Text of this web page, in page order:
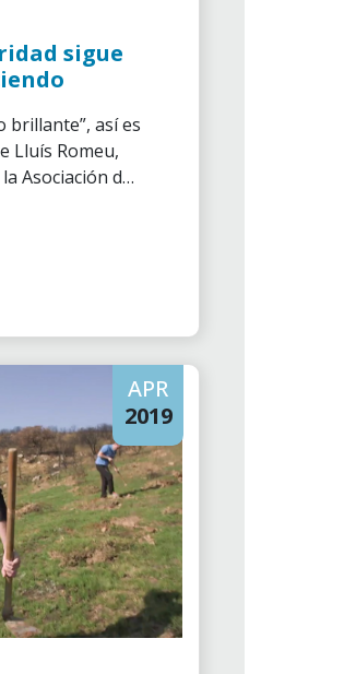
sigue
brillante”, así es
Lluís Romeu,
Asociación de
APR
2019